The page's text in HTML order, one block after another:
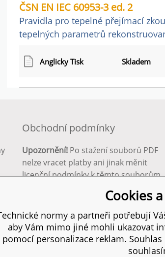
ČSN EN IEC 60953-3 ed. 2
Pravidla pro tepelné přejímací
tepelných parametrů
Anglicky Tisk Skladem
Obchodní podmínky
Upozornění! Po stažení souborů PDF
nelze vracet platby ani jinak měnit
licenční podmínky k těmto souborům.
Všechna práva vyhrazena.
Cookies a
normy a partneři potřebují
aby Vám mimo jiné mohli ukazovat
pomocí personalizace reklam.